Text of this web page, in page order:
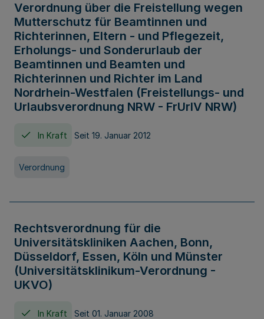
Verordnung über die Freistellung wegen
Mutterschutz für Beamtinnen und
Richterinnen, Eltern - und Pflegezeit,
Erholungs- und Sonderurlaub der
Beamtinnen und Beamten und
Richterinnen und Richter im Land
Nordrhein-Westfalen (Freistellungs- und
Urlaubsverordnung NRW - FrUrlV NRW)
In Kraft Seit 19. Januar 2012
Verordnung
Rechtsverordnung für die
Universitätskliniken Aachen, Bonn,
Düsseldorf, Essen, Köln und Münster
(Universitätsklinikum-Verordnung -
UKVO)
In Kraft Seit 01. Januar 2008